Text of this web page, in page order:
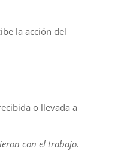
la acción del
o llevada a
con el trabajo.